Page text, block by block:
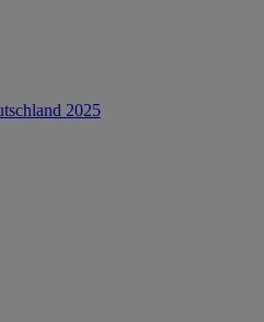
2025